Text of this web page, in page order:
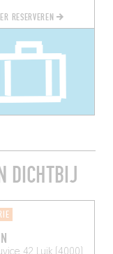
RESERVEREN
DICHTBIJ